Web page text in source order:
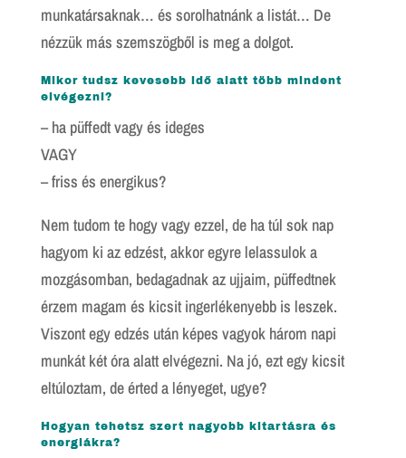
munkatársaknak… és sorolhatnánk a listát… De
nézzük más szemszögből is meg a dolgot.
Mikor tudsz kevesebb idő alatt több mindent
elvégezni?
– ha püffedt vagy és ideges
VAGY
– friss és energikus?
Nem tudom te hogy vagy ezzel, de ha túl sok nap
hagyom ki az edzést, akkor egyre lelassulok a
mozgásomban, bedagadnak az ujjaim, püffedtnek
érzem magam és kicsit ingerlékenyebb is leszek.
Viszont egy edzés után képes vagyok három napi
munkát két óra alatt elvégezni. Na jó, ezt egy kicsit
eltúloztam, de érted a lényeget, ugye?
Hogyan tehetsz szert nagyobb kitartásra és
energiákra?